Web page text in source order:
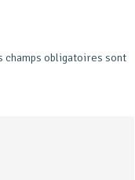
champs obligatoires sont